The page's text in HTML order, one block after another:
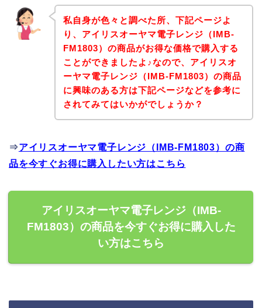
私自身が色々と調べた所、下記ページよ
り、アイリスオーヤマ電子レンジ（IMB-
FM1803）の商品がお得な価格で購入する
ことができましたよ♪なので、アイリスオ
ーヤマ電子レンジ（IMB-FM1803）の商品
に興味のある方は下記ページなどを参考に
されてみてはいかがでしょうか？
⇒アイリスオーヤマ電子レンジ（IMB-FM1803）の商
品を今すぐお得に購入したい方はこちら
アイリスオーヤマ電子レンジ（IMB-
FM1803）の商品を今すぐお得に購入した
い方はこちら